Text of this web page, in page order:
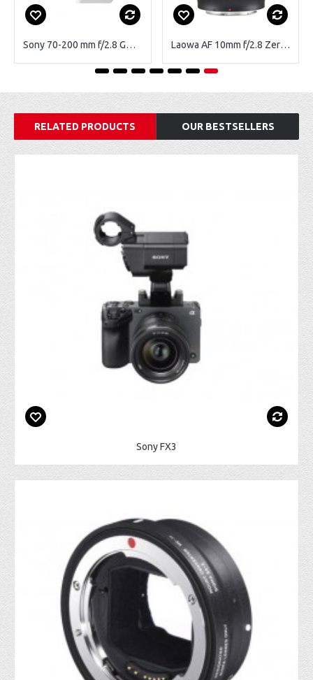
Sony 70-200 mm f/2.8 GM monture Sony FE Laowa AF 10mm f/2.8 Zero-D FF monture Sony E
RELATED PRODUCTS OUR BESTSELLERS
Sony FX3